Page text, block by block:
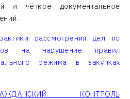
и чёткое документальное
рассмотрения дел по
на нарушение правил
режима в закупках
КОНТРОЛЬ